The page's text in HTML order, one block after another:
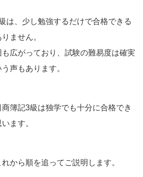
は、少し勉強するだけで合格できる
ません。
広がっており、試験の難易度は確実
声もあります。
簿記3級は独学でも十分に合格でき
ます。
から順を追ってご説明します。